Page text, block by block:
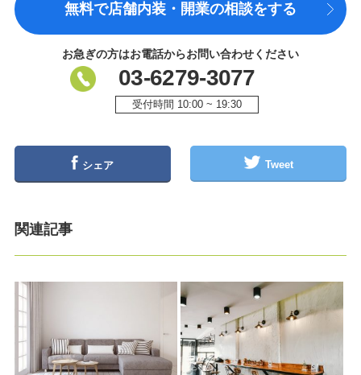
無料で店舗内装・開業の相談をする
お急ぎの方はお電話からお問い合わせください
03-6279-3077
受付時間 10:00 ~ 19:30
シェア Tweet
関連記事